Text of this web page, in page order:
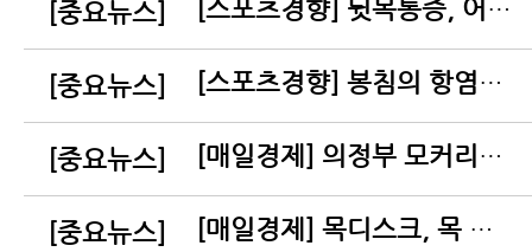
[중요뉴스] [스포츠경향] 뒷목통증, 어깨통증 근막통증증후군 치료해도 계속 재발하는 이유
[중요뉴스] [스포츠경향] 봉침의 항염증…진통 효과 제대로 볼 수 있는 방법은?
[중요뉴스] [매일경제] 의정부 모커리한방병원-의정부 성모병원, "의료의 질 향상" 협력협약
[중요뉴스] [매일경제] 목디스크, 목 주변 근육만 풀어줘도 증상 좋아진다